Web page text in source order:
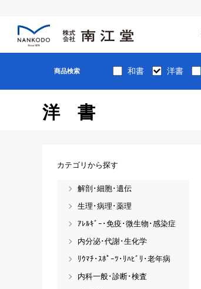
商品検索 和書 洋書
洋書
カテゴリから探す
解剖･細胞･遺伝
生理･病理･薬理
ｱﾚﾙｷﾞｰ･免疫･微生物･感染症
内分泌･代謝･生化学
ﾘｳﾏﾁ･ｽﾎﾟｰﾂ･ﾘﾊﾋﾞﾘ･老年病
内科一般･診断･検査